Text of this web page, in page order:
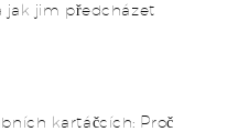
jak jim předcházet
kartáčcích: Proč